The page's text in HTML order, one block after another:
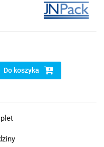
Do koszyka